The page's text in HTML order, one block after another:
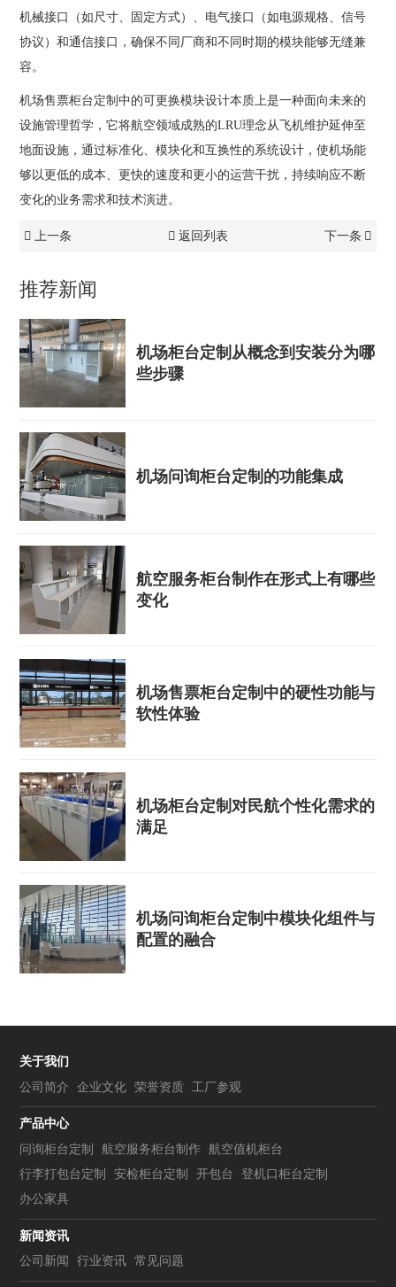
机械接口（如尺寸、固定方式）、电气接口（如电源规格、信号
协议）和通信接口，确保不同厂商和不同时期的模块能够无缝兼
容。
机场售票柜台定制中的可更换模块设计本质上是一种面向未来的
设施管理哲学，它将航空领域成熟的LRU理念从飞机维护延伸至
地面设施，通过标准化、模块化和互换性的系统设计，使机场能
够以更低的成本、更快的速度和更小的运营干扰，持续响应不断
变化的业务需求和技术演进。
上一条 返回列表 下一条
推荐新闻
机场柜台定制从概念到安装分为哪
些步骤
机场问询柜台定制的功能集成
航空服务柜台制作在形式上有哪些
变化
机场售票柜台定制中的硬性功能与
软性体验
机场柜台定制对民航个性化需求的
满足
机场问询柜台定制中模块化组件与
配置的融合
关于我们
公司简介
企业文化 荣誉资质 工厂参观
产品中心
问询柜台定制
航空服务柜台制作 航空值机柜台
行李打包台定制
安检柜台定制 开包台
登机口柜台定制
办公家具
新闻资讯
公司新闻
行业资讯 常见问题